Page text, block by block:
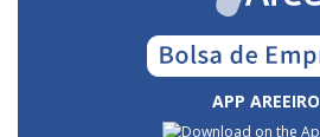
APP AREEIRO